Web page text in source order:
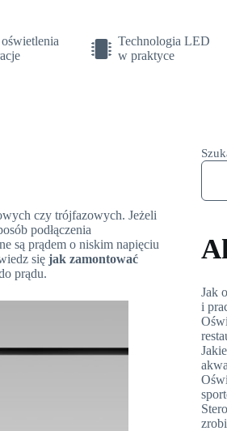
Technologia LED
w praktyce
czy trójfazowych. Jeżeli
podłączenia
są prądem o niskim napięciu
sięjak zamontować
prądu.
Jak
i